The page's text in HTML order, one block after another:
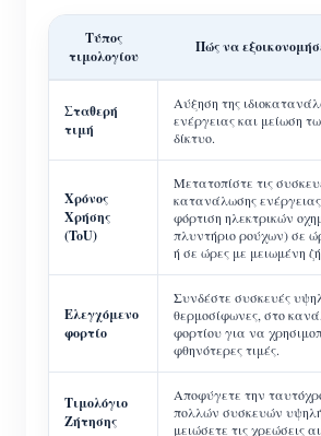
Τύπος
τιμολογίου
Πώς να
Σταθερή
τιμή
Αύξηση της
ενέργειας και μείωση
δίκτυο.
Χρόνος
Χρήσης
(ToU)
Μετατοπίστε τις
κατανάλωσης
φόρτιση ηλεκτρικών
πλυντήριο ρούχων) σε
ή σε ώρες με μειωμένη
Ελεγχόμενο
φορτίο
Συνδέστε συσκευές
θερμοσίφωνες, στο
φορτίου για να
φθηνότερες τιμές.
Τιμολόγιο
Ζήτησης
Αποφύγετε την
πολλών συσκευών
μειώσετε τις χρεώσεις